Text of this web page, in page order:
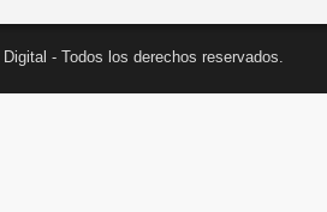
- Todos los derechos reservados.